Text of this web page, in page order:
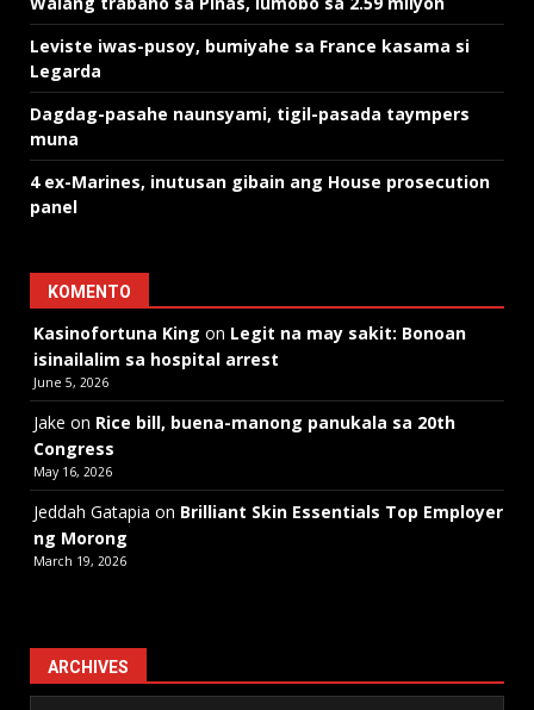
Leviste iwas-pusoy, bumiyahe sa France kasama si
Legarda
Dagdag-pasahe naunsyami, tigil-pasada taympers
muna
4 ex-Marines, inutusan gibain ang House prosecution
panel
KOMENTO
Kasinofortuna King on Legit na may sakit: Bonoan
isinailalim sa hospital arrest
June 5, 2026
Jake on Rice bill, buena-manong panukala sa 20th
Congress
May 16, 2026
Jeddah Gatapia on Brilliant Skin Essentials Top Employer
ng Morong
March 19, 2026
ARCHIVES